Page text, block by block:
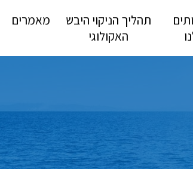
תהליך הניקוי היבש
האקולוגי
מאמרים